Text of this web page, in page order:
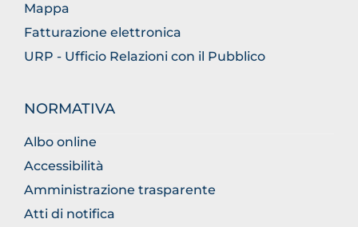
Mappa
Fatturazione elettronica
URP - Ufficio Relazioni con il Pubblico
NORMATIVA
Albo online
Accessibilità
Amministrazione trasparente
Atti di notifica